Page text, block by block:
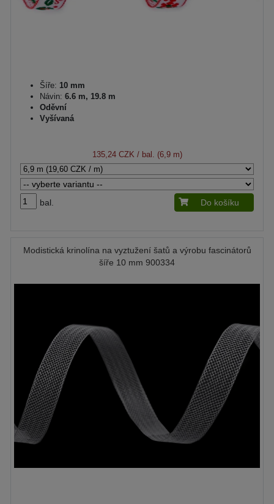
Šíře: 10 mm
Návin: 6.6 m, 19.8 m
Oděvní
Vyšívaná
135,24 CZK / bal. (6,9 m)
bal. Do košíku
Modistická krinolína na vyztužení šatů a výrobu fascinátorů
šíře 10 mm 900334